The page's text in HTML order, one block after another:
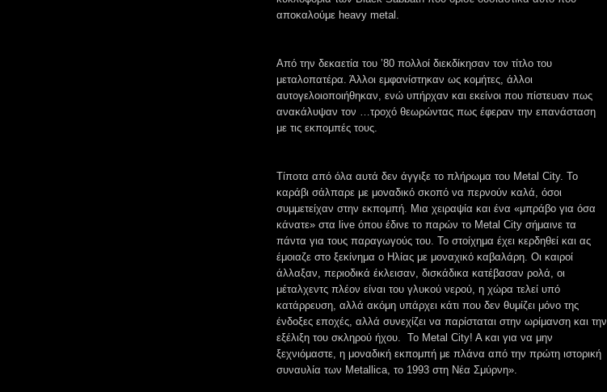
αποκαλούμε heavy metal.
Από την δεκαετία του ’80 πολλοί διεκδίκησαν τον τίτλο του
μεταλοπατέρα. Άλλοι εμφανίστηκαν ως κομήτες, άλλοι
αυτογελοιοποιήθηκαν, ενώ υπήρχαν και εκείνοι που πίστευαν πως
ανακάλυψαν τον …τροχό θεωρώντας πως έφεραν την επανάσταση
με τις εκπομπές τους.
Τίποτα από όλα αυτά δεν άγγιξε το πλήρωμα του Metal City. Το
καράβι σάλπαρε με μοναδικό σκοπό να περνούν καλά, όσοι
συμμετείχαν στην εκπομπή. Μια χειραψία και ένα «μπράβο για όσα
κάνατε» στα live όπου έδινε το παρών το Metal City σήμαινε τα
πάντα για τους παραγωγούς του. Το στοίχημα έχει κερδηθεί και ας
έμοιαζε στο ξεκίνημα ο Ηλίας με μοναχικό καβαλάρη. Οι καιροί
άλλαξαν, περιοδικά έκλεισαν, δισκάδικα κατέβασαν ρολά, οι
μέταλχεντς πλέον είναι του γλυκού νερού, η χώρα τελεί υπό
κατάρρευση, αλλά ακόμη υπάρχει κάτι που δεν θυμίζει μόνο της
ένδοξες εποχές, αλλά συνεχίζει να παρίσταται στην ωρίμανση και την
εξέλιξη του σκληρού ήχου. Το Metal City! A και για να μην
ξεχνιόμαστε, η μοναδική εκπομπή με πλάνα από την πρώτη ιστορική
συναυλία των Μetallica, το 1993 στη Νέα Σμύρνη».